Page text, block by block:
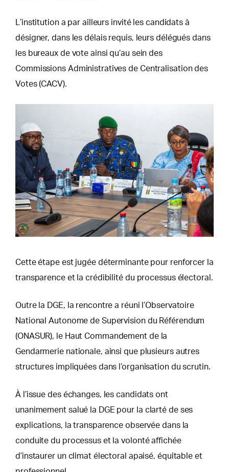
L’institution a par ailleurs invité les candidats à
désigner, dans les délais requis, leurs délégués dans
les bureaux de vote ainsi qu’au sein des
Commissions Administratives de Centralisation des
Votes (CACV).
Cette étape est jugée déterminante pour renforcer la
transparence et la crédibilité du processus électoral.
Outre la DGE, la rencontre a réuni l’Observatoire
National Autonome de Supervision du Référendum
(ONASUR), le Haut Commandement de la
Gendarmerie nationale, ainsi que plusieurs autres
structures impliquées dans l’organisation du scrutin.
À l’issue des échanges, les candidats ont
unanimement salué la DGE pour la clarté de ses
explications, la transparence observée dans la
conduite du processus et la volonté affichée
d’instaurer un climat électoral apaisé, équitable et